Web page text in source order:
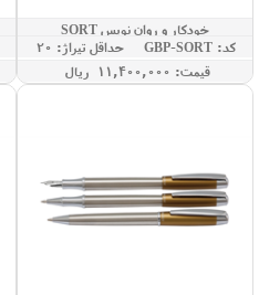
خودکار و روان نویس SORT
کد: GBP-SORT
حداقل تيراژ: 20
قيمت: 11,400,000 ريال